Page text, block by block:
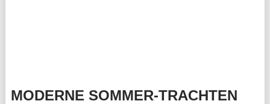
MODERNE SOMMER-TRACHTEN